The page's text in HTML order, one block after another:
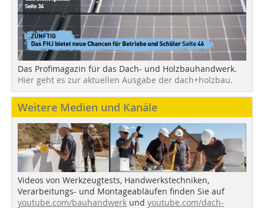
Das Profimagazin für das Dach- und Holzbauhandwerk.
Hier geht es zur aktuellen Ausgabe der dach+holzbau.
Weitere Medien und Kanäle
Videos von Werkzeugtests, Handwerkstechniken,
Verarbeitungs- und Montageabläufen finden Sie auf
youtube.com/bauhandwerk und youtube.com/dach-